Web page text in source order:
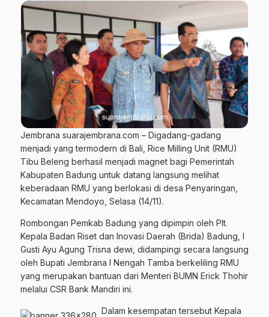
Jembrana suarajembrana.com – Digadang-gadang
menjadi yang termodern di Bali, Rice Milling Unit (RMU)
Tibu Beleng berhasil menjadi magnet bagi Pemerintah
Kabupaten Badung untuk datang langsung melihat
keberadaan RMU yang berlokasi di desa Penyaringan,
Kecamatan Mendoyo, Selasa (14/11).
Rombongan Pemkab Badung yang dipimpin oleh Plt.
Kepala Badan Riset dan Inovasi Daerah (Brida) Badung, I
Gusti Ayu Agung Trisna dewi, didampingi secara langsung
oleh Bupati Jembrana I Nengah Tamba berkeliling RMU
yang merupakan bantuan dari Menteri BUMN Erick Thohir
melalui CSR Bank Mandiri ini.
Dalam kesempatan tersebut Kepala